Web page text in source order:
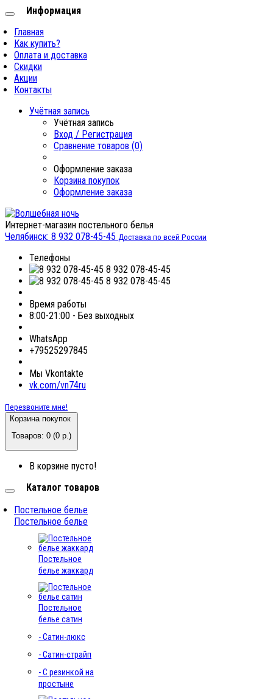
Информация
Главная
Как купить?
Оплата и доставка
Скидки
Акции
Контакты
Учётная запись
Учётная запись
Вход / Регистрация
Сравнение товаров (0)
Оформление заказа
Корзина покупок
Оформление заказа
Интернет-магазин постельного белья
Челябинск: 8 932 078-45-45 Доставка по всей России
Телефоны
8 932 078-45-45
8 932 078-45-45
Время работы
8:00-21:00 - Без выходных
WhatsApp
+79525297845
Мы Vkontakte
vk.com/vn74ru
Перезвоните мне!
Корзина покупок
Товаров: 0 (0 р.)
В корзине пусто!
Каталог товаров
Постельное белье
Постельное белье
Постельное
белье жаккард
Постельное
белье сатин
- Сатин-люкс
- Сатин-страйп
- С резинкой на
простыне